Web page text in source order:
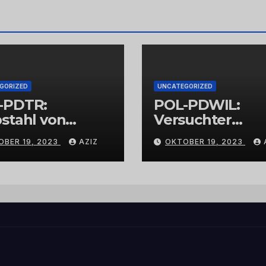
PDTR:
von
19, 2023 AZIZ
UNCATEGORIZED
POL-PDWIL:
Versuchter
Einbruch im
Gewerbegebiet
Wittlich
OKTOBER 19, 2023